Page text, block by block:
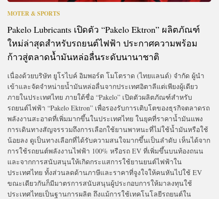
MOTER & SPORTS
Pakelo Lubricants เปิดตัว “Pakelo Ektron” ผลิตภัณฑ์
ใหม่ล่าสุดสำหรับรถยนต์ไฟฟ้า ประกาศความพร้อม
ก้าวสู่ตลาดน้ำมันหล่อลื่นระดับนานาชาติ
เนื่องด้วยบริษัท ยูโรไบค์ อิมพอร์ต โมโตราด (ไทยแลนด์) จำกัด ผู้นำ
เข้าและจัดจำหน่ายน้ำมันหล่อลื่นจากประเทศอิตาลีแต่เพียงผู้เดียว
ภายในประเทศไทย ภายใต้ชื่อ “Pakelo” เปิดตัวผลิตภัณฑ์สำหรับ
รถยนต์ไฟฟ้า “Pakelo Ektron” เพื่อรองรับการเติบโตของธุรกิจตลาดรถ
พลังงานสะอาดที่เพิ่มมากขึ้นในประเทศไทย ในยุคที่ราคาน้ำมันแพง
การเดินทางสัญจรรวมถึงการเลือกใช้ยานพาหนะที่ไม่ใช้น้ำมันหรือใช้
น้อยลง ดูเป็นทางเลือกที่ได้รับความสนใจมากขึ้นเป็นลำดับ เห็นได้จาก
การใช้รถยนต์พลังงานไฟฟ้า 100% หรือรถ EV ที่เพิ่มขึ้นบนท้องถนน
และจากการสนับสนุนให้เกิดกระแสการใช้ยานยนต์ไฟฟ้าใน
ประเทศไทย ทั้งส่วนลดด้านภาษีและราคาที่จูงใจให้คนหันไปใช้ EV
ขณะเดียวกันก็มีมาตรการสนับสนุนผู้ประกอบการให้มาลงทุนใช้
ประเทศไทยเป็นฐานการผลิต ถึงแม้การใช้เทคโนโลยีรถยนต์ใน